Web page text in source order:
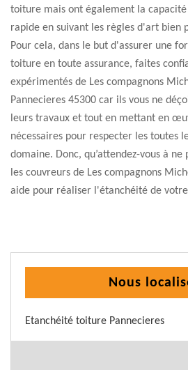
toiture mais ont également la
rapide en suivant les règles d'art bien
Pour cela, dans le but d'assurer une
toiture en toute assurance, faites
expérimentés de Les compagnons
Pannecieres 45300 car ils vous ne
leurs travaux et tout en mettant en
nécessaires pour respecter les toutes
domaine. Donc, qu’attendez-vous à
les couvreurs de Les compagnons
aide pour réaliser l'étanchéité de
Nous
Etanchéité toiture Pannecieres